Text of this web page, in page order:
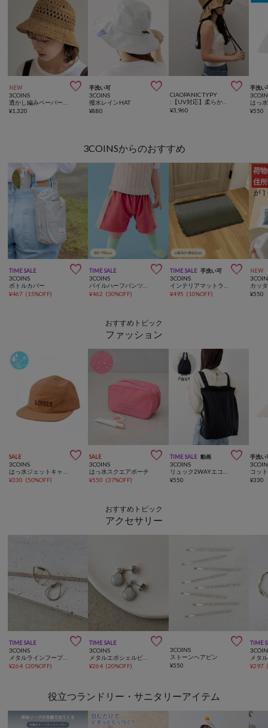
NEW 
3COINS
¥1,320
手洗い可 
3COINS
撥水レインHAT
¥880

CIAOPANIC TYPY
:【UV対応】柔らか配色たためるジュートフリルハット
¥3,960
手洗い
¥550
3COINSからのおすすめ
TIME SALE 
3COINS
ボトルカバー
¥467 (15%OFF)
TIME SALE 
3COINS
¥462 (30%OFF)
TIME SALE 手洗い可 
3COINS
¥495 (10%OFF)
NEW
¥550
おすすめトピック
ファッション
SALE 
3COINS
¥330 (50%OFF)
SALE 
3COINS
はっ水スクエアポーチ
¥550 (37%OFF)
TIME SALE 動画 
3COINS
¥550
手洗い
コッ
¥330
おすすめトピック
アクセサリー
TIME SALE 
3COINS
¥264 (20%OFF)
TIME SALE 
3COINS
¥264 (20%OFF)

3COINS
ストーンヘアピン
¥550
TIME
¥297
役立つランドリー・サニタリーアイテム